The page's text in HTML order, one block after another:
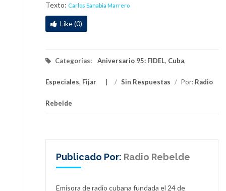
Texto: Carlos Sanabia Marrero
Like (0)
Categorías: Aniversario 95: FIDEL, Cuba,
Especiales, Fijar / Sin Respuestas / Por: Radio
Rebelde
Publicado Por: Radio Rebelde
Emisora de radio cubana fundada el 24 de